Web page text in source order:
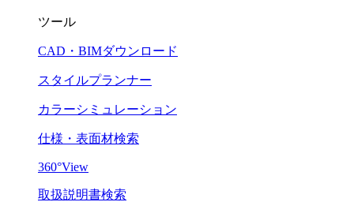
ツール
CAD・BIMダウンロード
スタイルプランナー
カラーシミュレーション
仕様・表面材検索
360°View
取扱説明書検索